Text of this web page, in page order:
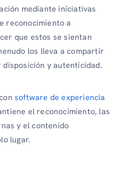
mediante iniciativas
reconocimiento a
que estos se sientan
los lleva a compartir
y autenticidad.
software de experiencia
el reconocimiento, las
y el contenido
lugar.